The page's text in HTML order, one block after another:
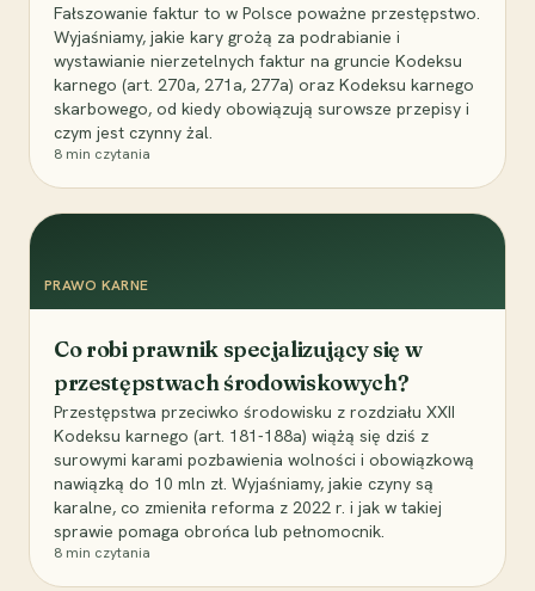
Fałszowanie faktur to w Polsce poważne przestępstwo.
Wyjaśniamy, jakie kary grożą za podrabianie i
wystawianie nierzetelnych faktur na gruncie Kodeksu
karnego (art. 270a, 271a, 277a) oraz Kodeksu karnego
skarbowego, od kiedy obowiązują surowsze przepisy i
czym jest czynny żal.
8 min czytania
PRAWO KARNE
Co robi prawnik specjalizujący się w
przestępstwach środowiskowych?
Przestępstwa przeciwko środowisku z rozdziału XXII
Kodeksu karnego (art. 181-188a) wiążą się dziś z
surowymi karami pozbawienia wolności i obowiązkową
nawiązką do 10 mln zł. Wyjaśniamy, jakie czyny są
karalne, co zmieniła reforma z 2022 r. i jak w takiej
sprawie pomaga obrońca lub pełnomocnik.
8 min czytania